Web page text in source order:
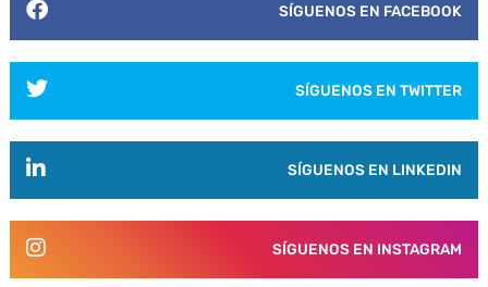
SÍGUENOS EN FACEBOOK
SÍGUENOS EN TWITTER
SÍGUENOS EN LINKEDIN
SÍGUENOS EN INSTAGRAM